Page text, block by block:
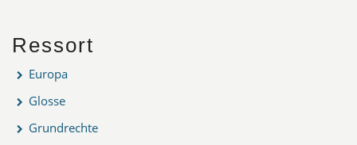
Ressort
Europa
Glosse
Grundrechte